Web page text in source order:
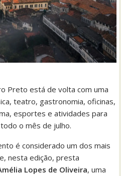
Preto está de volta com uma
teatro, gastronomia, oficinas,
esportes e atividades para
o mês de julho.
é considerado um dos mais
nesta edição, presta
Lopes de Oliveira, uma